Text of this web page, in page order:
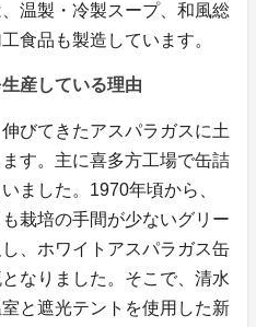
温製・冷製スープ、和風総
食品も製造しています。
産している理由
びてきたアスパラガスに土
す。主に喜多方工場で缶詰
ました。1970年頃から、
栽培の手間が少ないグリー
、ホワイトアスパラガス缶
なりました。そこで、清水
と遮光テントを使用した新